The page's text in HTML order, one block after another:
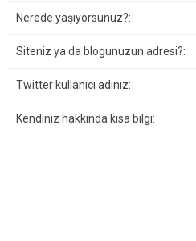
Nerede yaşıyorsunuz?:
Siteniz ya da blogunuzun adresi?:
Twitter kullanıcı adınız:
Kendiniz hakkında kısa bilgi: